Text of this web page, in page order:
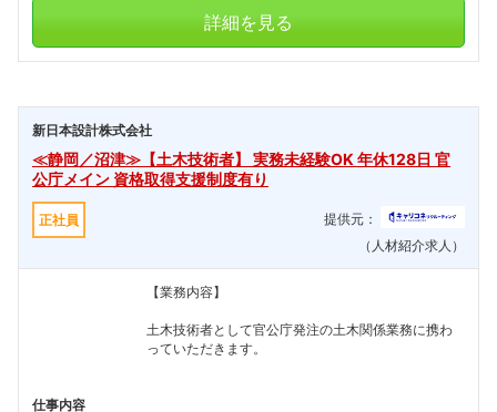
フォローしました
詳細を見る
新日本設計株式会社
≪静岡／沼津≫【土木技術者】 実務未経験OK 年休128日 官
公庁メイン 資格取得支援制度有り
正社員
提供元：
（人材紹介求人）
仕事内容
【業務内容】
土木技術者として官公庁発注の土木関係業務に携わ
っていただきます。